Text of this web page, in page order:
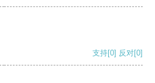
支持[0] 反对[0]